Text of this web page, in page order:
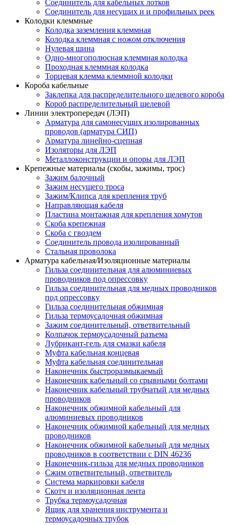
Соединитель для кабельных лотков
Соединитель для несущих и и профильных реек
Колодки клеммные
Колодка заземления клеммная
Колодка клеммная с ножом отключения
Нулевая шина
Одно-многополюсная клеммная колодка
Проходная клеммная колодка
Торцевая клемма клеммной колодки
Короба кабельные
Заклепка для распределительного щелевого короба
Короб распределительный щелевой
Линии электропередач (ЛЭП)
Арматура для самонесущих изолированных
проводов (арматура СИП)
Арматура линейно-сцепная
Изоляторы для ЛЭП
Металлоконструкции и опоры для ЛЭП
Крепежные материалы (скобы, зажимы, трос)
Зажим балочный
Зажим несущего троса
Зажим/Клипса для крепления труб
Направляющая кабеля
Пластина монтажная для крепления хомутов
Скоба крепежная
Скоба с гвоздем
Соединитель провода изолированный
Стальная проволока
Арматура кабельная/Изоляционные материалы
Гильза соединительная для алюминиевых
проводников под опрессовку
Гильза соединительная для медных проводников
под опрессовку
Гильза соединительная обжимная
Гильза термоусадочная обжимная
Зажим соединительный, ответвительный
Колпачок термоусадочный разъема
Лубрикант-гель для смазки кабеля
Муфта кабельная концевая
Муфта кабельная соединительная
Наконечник быстроразмыкаемый
Наконечник кабельный со срывными болтами
Наконечник кабельный трубчатый для медных
проводников
Наконечник обжимной кабельный для
алюминиевых проводников
Наконечник обжимной кабельный для медных
проводников
Наконечник обжимной кабельный для медных
проводников в соответствии с DIN 46236
Наконечник-гильза для медных проводников
Сжим ответвительный, ответвитель
Система маркировки кабеля
Скотч и изоляционная лента
Трубка термоусадочная
Ящик для хранения инструмента и
термоусадочных трубок